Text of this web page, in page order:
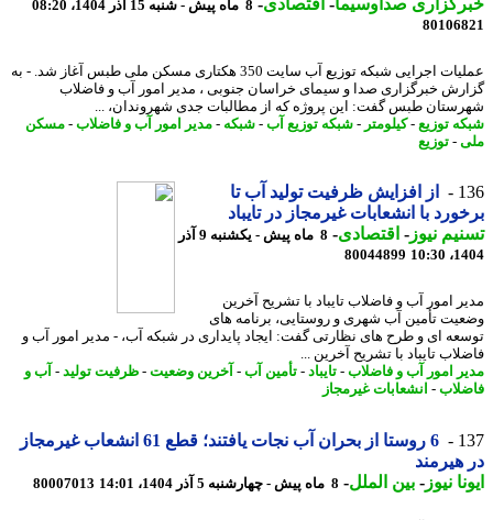
صداوسیما-اقتصادی-8 ماه پیش - شنبه 15 آذر 1404، 08:20
عملیات اجرایی شبکه توزیع آب سایت 350 هکتاری مسکن ملی طبس آغاز شد. - به
خبرگزاری صدا و سیمای خراسان جنوبی ، مدیر امور آب و فاضلاب
طبس گفت: این پروژه که از مطالبات جدی شهروندان، ...
توزیع- کیلومتر-شبکه توزیع آب- شبکه-مدیر امور آب و فاضلاب-مسکن
-توزیع
از افزایش ظرفیت تولید آب تا
با انشعابات غیرمجاز در تایباد
نیوز-اقتصادی-
8 ماه پیش - یکشنبه 9 آذر
80044899
امور آب و فاضلاب تایباد با تشریح آخرین
تأمین آب شهری و روستایی، برنامه های
ای و طرح های نظارتی گفت: ایجاد پایداری در شبکه آب، - مدیر امور آب و
تایباد با تشریح آخرین ...
امور آب و فاضلاب-تایباد-تأمین آب- آخرین وضعیت-ظرفیت تولید-آب و
-انشعابات غیرمجاز
6 روستا از بحران آب نجات یافتند؛ قطع 61 انشعاب غیرمجاز
نیوز-بین الملل-8 ماه پیش - چهارشنبه 5 آذر 1404، 14:01 80007013